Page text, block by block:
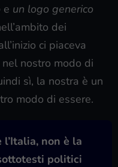
e un logo generico
dei
ci piaceva
nel nostro modo di
sì, la nostra è un
modo di essere.
non è la
politici